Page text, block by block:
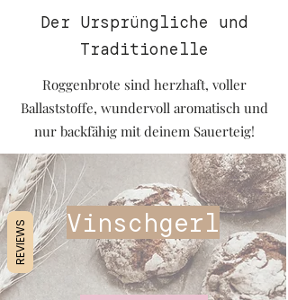
Der Ursprüngliche und
Traditionelle
Roggenbrote sind herzhaft, voller
Ballaststoffe, wundervoll aromatisch und
nur backfähig mit deinem Sauerteig!
Vinschgerl
REVIEWS